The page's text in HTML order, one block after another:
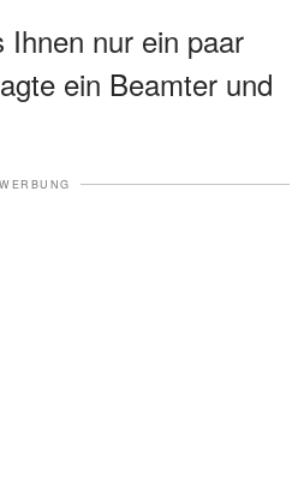
Ihnen nur ein paar
ein Beamter und
WERBUNG